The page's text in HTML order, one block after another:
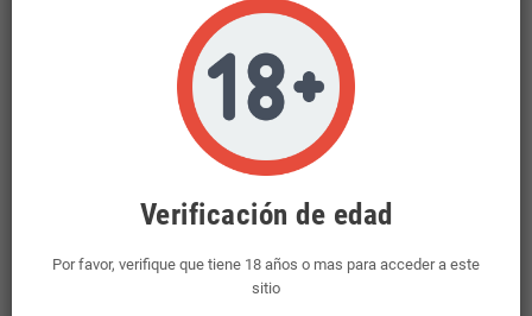
RON
Verificación de edad
Por favor, verifique que tiene 18 años o mas para acceder a este
sitio